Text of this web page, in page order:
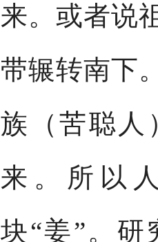
来。或者说
带辗转南下
族（苦聪人
来。所以
块“姜”。研